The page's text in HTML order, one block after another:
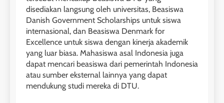
Perbedaan Antara IELTS
Preparation dan IELTS Practice
LEIDEN INSTITUTE
1
Online IELTS Courses
LEIDEN INSTITUTE
disediakan langsung oleh universitas, Beasiswa
Danish Government Scholarships untuk siswa
internasional, dan Beasiswa Denmark for
Excellence untuk siswa dengan kinerja akademik
yang luar biasa. Mahasiswa asal Indonesia juga
dapat mencari beasiswa dari pemerintah Indonesia
atau sumber eksternal lainnya yang dapat
mendukung studi mereka di DTU.